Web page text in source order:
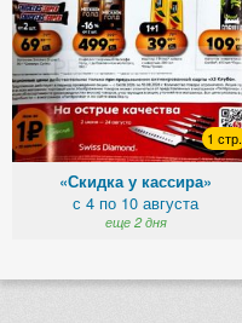
1 стр.
«Скидка у кассира»
с 4 по 10 августа
еще 2 дня